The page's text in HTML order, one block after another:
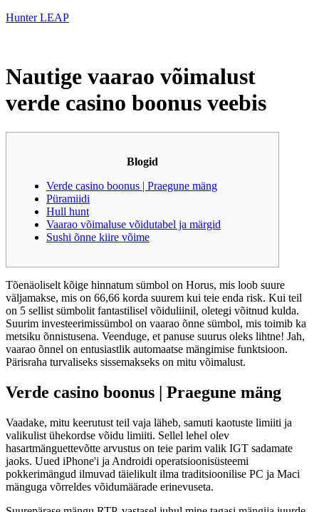
Hunter LEAP
Nautige vaarao võimalust
verde casino boonus veebis
Blogid
Verde casino boonus | Praegune mäng
Püramiidi
Hull hunt
Vaarao võimaluse võidutabel ja märgid
Sushi õnne kiire võime
Tõenäoliselt kõige hinnatum sümbol on Horus, mis loob suure
väljamakse, mis on 66,66 korda suurem kui teie enda risk. Kui teil
on 5 sellist sümbolit fantastilisel võiduliinil, oletegi võitnud kulda.
Suurim investeerimissümbol on vaarao õnne sümbol, mis toimib ka
metsiku õnnistusena. Veenduge, et panuse suurus oleks lihtne! Jah,
vaarao õnnel on entusiastlik automaatse mängimise funktsioon.
Pärisraha turvaliseks sissemakseks on mitu võimalust.
Verde casino boonus | Praegune mäng
Vaadake, mitu keerutust teil vaja läheb, samuti kaotuste limiiti ja
valikulist ühekordse võidu limiiti. Sellel lehel olev
hasartmänguettevõtte arvustus on teie parim valik IGT sadamate
jaoks. Uued iPhone'i ja Androidi operatsioonisüsteemi
pokkerimängud ilmuvad täielikult ilma traditsioonilise PC ja Maci
mänguga võrreldes võidumäärade erinevuseta.